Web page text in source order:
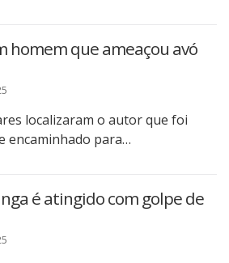
homem que ameaçou avó
localizaram o autor que foi
encaminhado para…
é atingido com golpe de